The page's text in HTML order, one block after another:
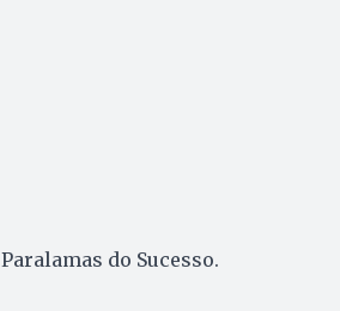
Paralamas do Sucesso.